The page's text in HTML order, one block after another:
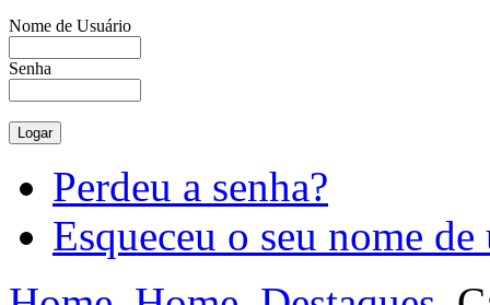
Nome de Usuário
Senha
Perdeu a senha?
Esqueceu o seu nome de